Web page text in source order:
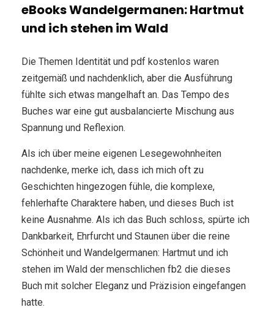
eBooks Wandelgermanen: Hartmut
und ich stehen im Wald
Die Themen Identität und pdf kostenlos waren
zeitgemäß und nachdenklich, aber die Ausführung
fühlte sich etwas mangelhaft an. Das Tempo des
Buches war eine gut ausbalancierte Mischung aus
Spannung und Reflexion.
Als ich über meine eigenen Lesegewohnheiten
nachdenke, merke ich, dass ich mich oft zu
Geschichten hingezogen fühle, die komplexe,
fehlerhafte Charaktere haben, und dieses Buch ist
keine Ausnahme. Als ich das Buch schloss, spürte ich
Dankbarkeit, Ehrfurcht und Staunen über die reine
Schönheit und Wandelgermanen: Hartmut und ich
stehen im Wald der menschlichen fb2 die dieses
Buch mit solcher Eleganz und Präzision eingefangen
hatte.